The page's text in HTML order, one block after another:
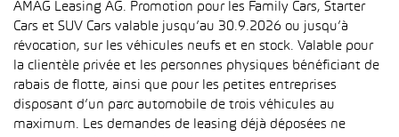
AMAG Leasing AG. Promotion pour les Family Cars, Starter
Cars et SUV Cars valable jusqu’au 30.9.2026 ou jusqu’à
révocation, sur les véhicules neufs et en stock. Valable pour
la clientèle privée et les personnes physiques bénéficiant de
rabais de flotte, ainsi que pour les petites entreprises
disposant d’un parc automobile de trois véhicules au
maximum. Les demandes de leasing déjà déposées ne